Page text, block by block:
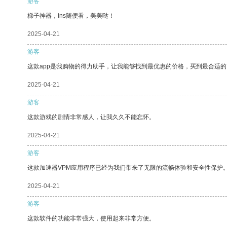
梯子神器，ins随便看，美美哒！
2025-04-21
游客
这款app是我购物的得力助手，让我能够找到最优惠的价格，买到最合适的
2025-04-21
游客
这款游戏的剧情非常感人，让我久久不能忘怀。
2025-04-21
游客
这款加速器VPM应用程序已经为我们带来了无限的流畅体验和安全性保护。
2025-04-21
游客
这款软件的功能非常强大，使用起来非常方便。